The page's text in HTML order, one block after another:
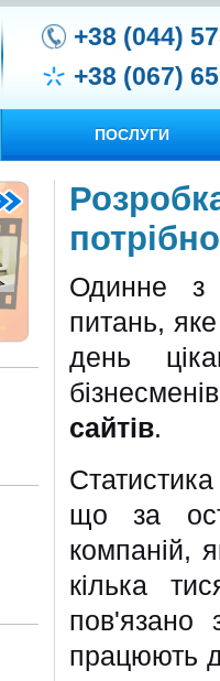
+38 (044)
+38 (067)
ПОСЛУГИ
Одинне з
питань,
день
сайтів.
що за
компаній,
кілька
працюють